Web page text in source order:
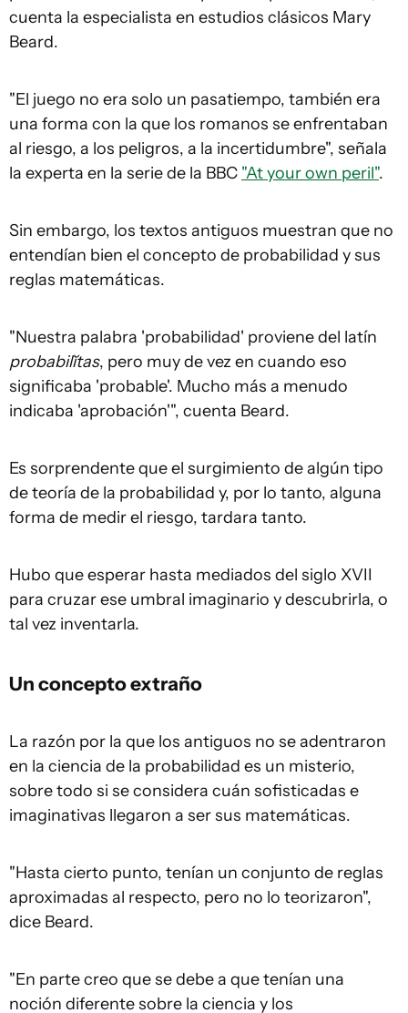
cuenta la especialista en estudios clásicos Mary
Beard.
"El juego no era solo un pasatiempo, también era
una forma con la que los romanos se enfrentaban
al riesgo, a los peligros, a la incertidumbre", señala
la experta en la serie de la BBC "At your own peril".
Sin embargo, los textos antiguos muestran que no
entendían bien el concepto de probabilidad y sus
reglas matemáticas.
"Nuestra palabra 'probabilidad' proviene del latín
probabilĭtas, pero muy de vez en cuando eso
significaba 'probable'. Mucho más a menudo
indicaba 'aprobación'", cuenta Beard.
Es sorprendente que el surgimiento de algún tipo
de teoría de la probabilidad y, por lo tanto, alguna
forma de medir el riesgo, tardara tanto.
Hubo que esperar hasta mediados del siglo XVII
para cruzar ese umbral imaginario y descubrirla, o
tal vez inventarla.
Un concepto extraño
La razón por la que los antiguos no se adentraron
en la ciencia de la probabilidad es un misterio,
sobre todo si se considera cuán sofisticadas e
imaginativas llegaron a ser sus matemáticas.
"Hasta cierto punto, tenían un conjunto de reglas
aproximadas al respecto, pero no lo teorizaron",
dice Beard.
"En parte creo que se debe a que tenían una
noción diferente sobre la ciencia y los